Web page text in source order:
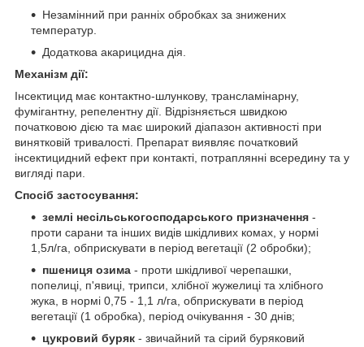
Незамінний при ранніх обробках за знижених
температур.
Додаткова акарицидна дія.
Механізм дії:
Інсектицид має контактно-шлункову, трансламінарну,
фумігантну, репелентну дії. Відрізняється швидкою
початковою дією та має широкий діапазон активності при
винятковій тривалості. Препарат виявляє початковий
інсектицидний ефект при контакті, потраплянні всередину та у
вигляді пари.
Спосіб застосування:
землі несільськогосподарського призначення -
проти сарани та інших видів шкідливих комах, у нормі
1,5л/га, обприскувати в період вегетації (2 обробки);
пшениця озима - проти шкідливої черепашки,
попелиці, п'явиці, трипси, хлібної жужелиці та хлібного
жука, в нормі 0,75 - 1,1 л/га, обприскувати в період
вегетації (1 обробка), період очікування - 30 днів;
цукровий буряк - звичайний та сірий буряковий